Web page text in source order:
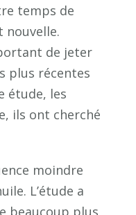
temps de
nouvelle.
de jeter
plus récentes
étude, les
ils ont cherché
moindre
L’étude a
beaucoup plus